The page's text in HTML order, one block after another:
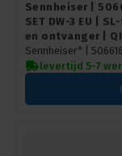
Sennheiser |
SET DW-3 EU |
en ontvanger |
Sennheiser* | 506616
levertijd 5-7